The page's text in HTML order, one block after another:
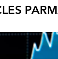
PAR